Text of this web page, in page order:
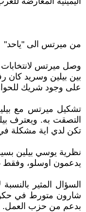
من ميرتس الى "ياحد"
بين بيلين وسريد كان
على وجود شريك
تشكيل ميرتس مع
التصقت به. ويعترف
تكن لدي اية مشكلة في
يدعمون اوسلو، وفقط 5% يدعمون ميرتس. بالامكان التوجه إما الى ال5% او التفكير في الفارق بينهما وهو ال35%. انا اؤيد التوجه لاقناع ال35%." (المصدر السابق)
السؤال المثير
شارون متورط في
بدعم من حزب العمل.